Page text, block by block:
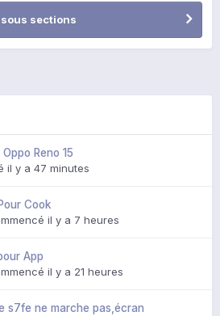
sections
Reno 15
il y a 47 minutes
Cook
il y a 7 heures
App
il y a 21 heures
s7fe ne marche pas,écran